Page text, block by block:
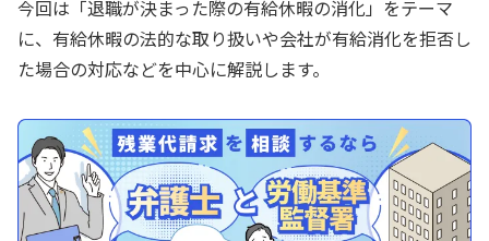
今回は「退職が決まった際の有給休暇の消化」をテーマ
に、有給休暇の法的な取り扱いや会社が有給消化を拒否し
た場合の対応などを中心に解説します。